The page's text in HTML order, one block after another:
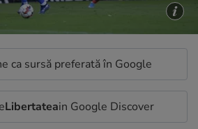
ca sursă preferată în Google
Libertateain Google Discover